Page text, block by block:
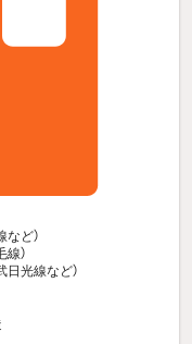
など）
線）
日光線など）